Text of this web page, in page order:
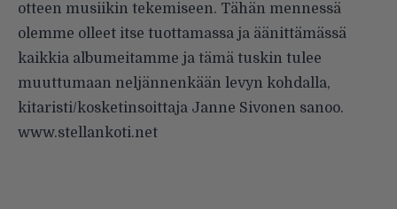
otteen musiikin tekemiseen. Tähän mennessä
olemme olleet itse tuottamassa ja äänittämässä
kaikkia albumeitamme ja tämä tuskin tulee
muuttumaan neljännenkään levyn kohdalla,
kitaristi/kosketinsoittaja Janne Sivonen sanoo.
www.stellankoti.net